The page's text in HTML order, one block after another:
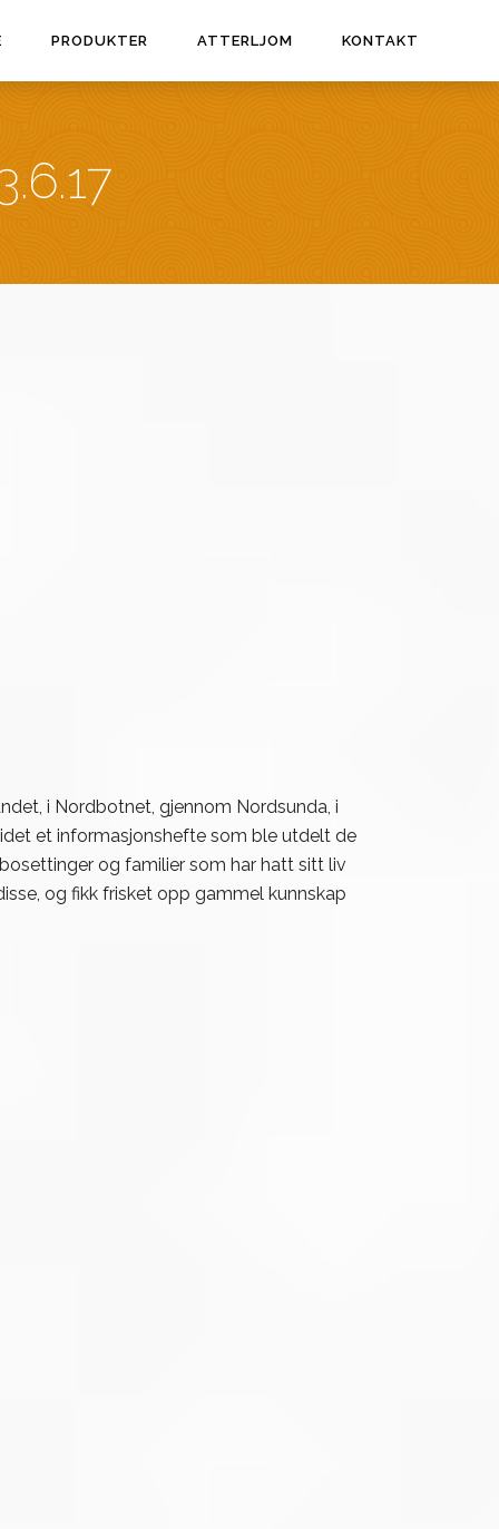
PRODUKTER ATTERLJOM KONTAKT
i Nordbotnet, gjennom Nordsunda, i
et informasjonshefte som ble utdelt de
og familier som har hatt sitt liv
og fikk frisket opp gammel kunnskap